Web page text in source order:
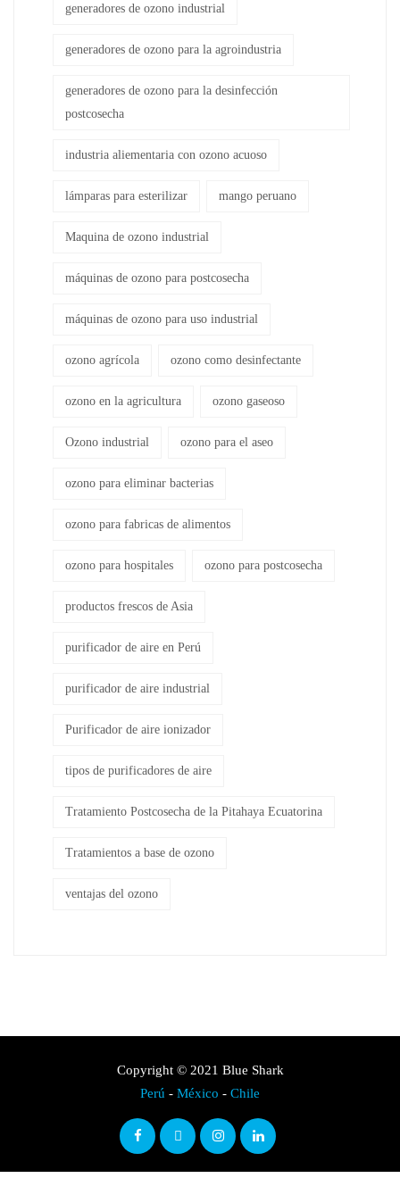
generadores de ozono industrial
generadores de ozono para la agroindustria
generadores de ozono para la desinfección
postcosecha
industria aliementaria con ozono acuoso
lámparas para esterilizar mango peruano
Maquina de ozono industrial
máquinas de ozono para postcosecha
máquinas de ozono para uso industrial
ozono agrícola ozono como desinfectante
ozono en la agricultura ozono gaseoso
Ozono industrial ozono para el aseo
ozono para eliminar bacterias
ozono para fabricas de alimentos
ozono para hospitales ozono para postcosecha
productos frescos de Asia
purificador de aire en Perú
purificador de aire industrial
Purificador de aire ionizador
tipos de purificadores de aire
Tratamiento Postcosecha de la Pitahaya Ecuatorina
Tratamientos a base de ozono
ventajas del ozono
Copyright © 2021 Blue Shark
Perú - México - Chile